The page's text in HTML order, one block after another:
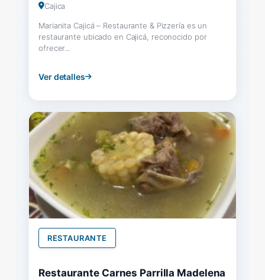
Cajica
Marianita Cajicá – Restaurante & Pizzería es un
restaurante ubicado en Cajicá, reconocido por
ofrecer...
Ver detalles
RESTAURANTE
Restaurante Carnes Parrilla Madelena